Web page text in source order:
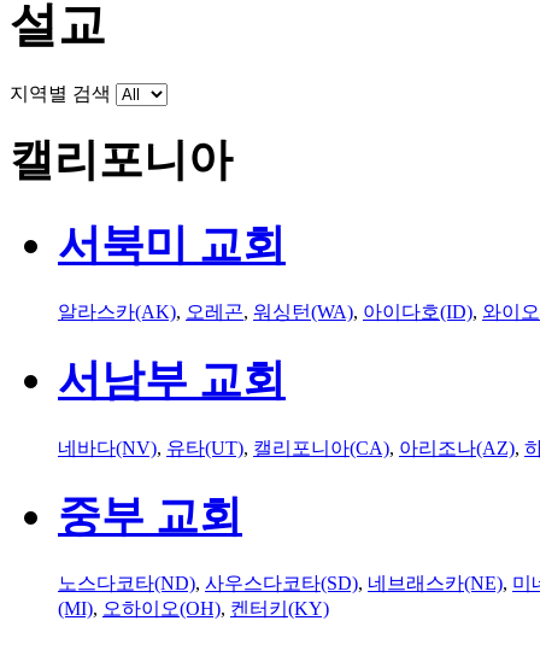
설교
지역별 검색
캘리포니아
서북미 교회
알라스카(AK), 오레곤, 워싱턴(WA), 아이다호(ID), 와이
서남부 교회
네바다(NV), 유타(UT), 캘리포니아(CA), 아리조나(AZ),
중부 교회
노스다코타(ND), 사우스다코타(SD), 네브래스카(NE), 미
(MI), 오하이오(OH), 켄터키(KY)